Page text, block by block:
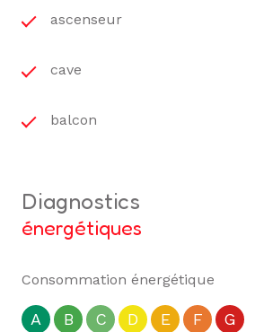
ascenseur
cave
balcon
diagnostics
énergétiques
Consommation énergétique
A B C D E F G